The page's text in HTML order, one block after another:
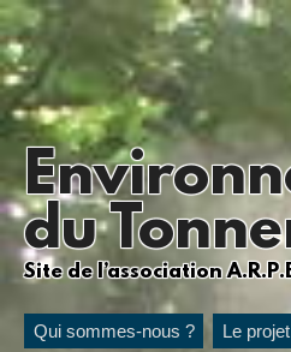
du
Site de l’association
Qui sommes-nous ? Le